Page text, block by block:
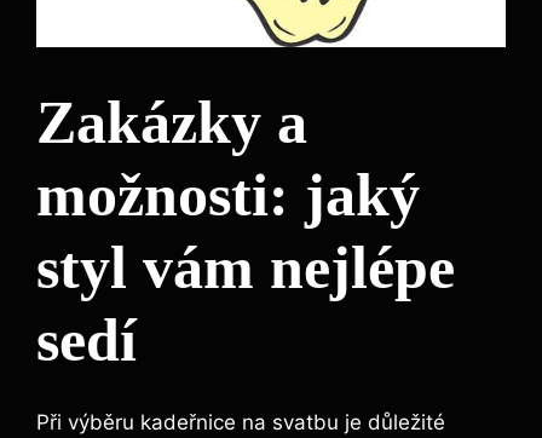
Zakázky a
možnosti: jaký
styl vám nejlépe
sedí
Při výběru kadeřnice‌ na⁢ svatbu je důležité